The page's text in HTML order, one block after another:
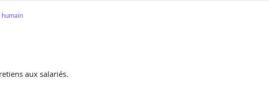
humain
aux salariés.